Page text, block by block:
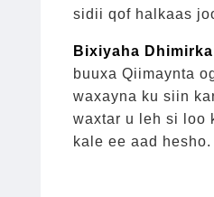
sidii qof halkaas
Bixiyaha
buuxa Qiimaynta
waxayna ku siin
waxtar u leh si loo
kale ee aad hesho.